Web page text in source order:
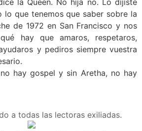
lo que tenemos que saber sobre la
de 1972 en San Francisco y nos
hay que amaros, respetaros,
y pediros siempre vuestra
hay gospel y sin Aretha, no hay
a todas las lectoras exiliadas.